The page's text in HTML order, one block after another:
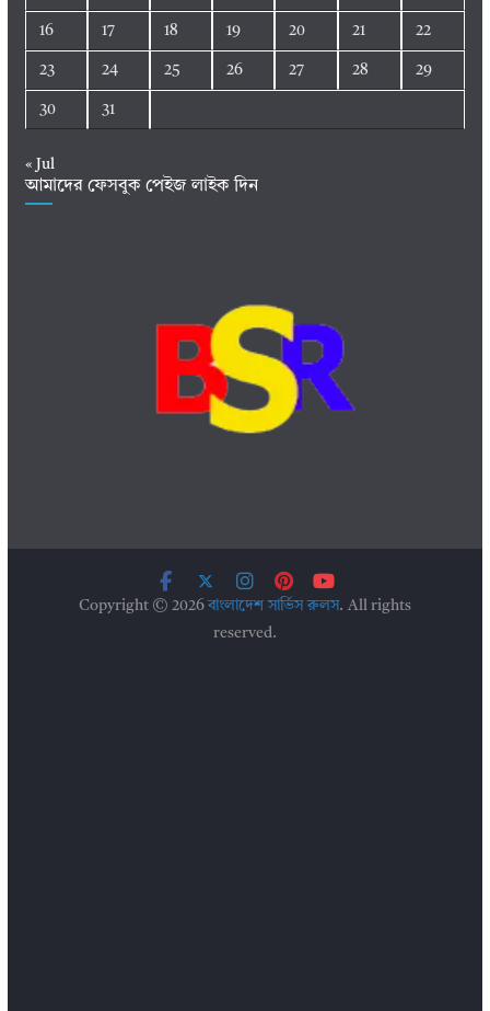
16 17 18 19 20 21 22
23 24 25 26 27 28 29
30 31
« Jul
আমাদের ফেসবুক পেইজ লাইক দিন
Copyright © 2026বাংলাদেশ সার্ভিস রুলস. All rights
reserved.